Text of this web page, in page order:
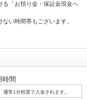
る「お預り金・保証金現金へ
い時間帯もございます。
時間
通常1分程度で入金されます。